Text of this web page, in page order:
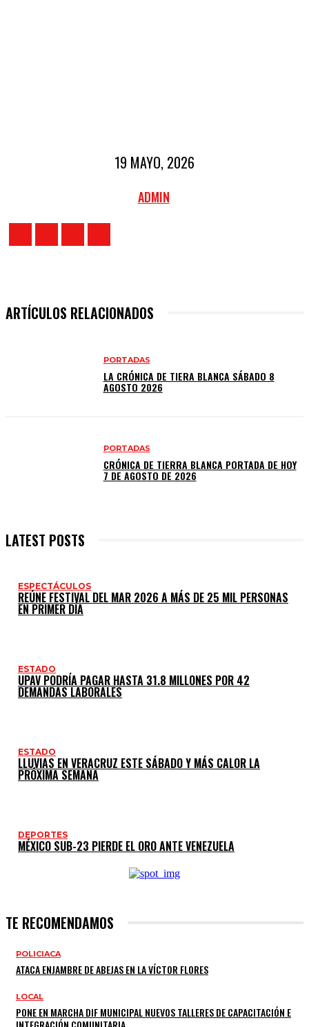
19 MAYO, 2026
ADMIN
ARTÍCULOS RELACIONADOS
PORTADAS
LA CRÓNICA DE TIERA BLANCA SÁBADO 8
AGOSTO 2026
PORTADAS
CRÓNICA DE TIERRA BLANCA PORTADA DE HOY
7 DE AGOSTO DE 2026
LATEST POSTS
ESPECTÁCULOS
REÚNE FESTIVAL DEL MAR 2026 A MÁS DE 25 MIL PERSONAS
EN PRIMER DÍA
ESTADO
UPAV PODRÍA PAGAR HASTA 31.8 MILLONES POR 42
DEMANDAS LABORALES
ESTADO
LLUVIAS EN VERACRUZ ESTE SÁBADO Y MÁS CALOR LA
PRÓXIMA SEMANA
DEPORTES
MÉXICO SUB-23 PIERDE EL ORO ANTE VENEZUELA
TE RECOMENDAMOS
POLICIACA
ATACA ENJAMBRE DE ABEJAS EN LA VÍCTOR FLORES
LOCAL
PONE EN MARCHA DIF MUNICIPAL NUEVOS TALLERES DE CAPACITACIÓN E